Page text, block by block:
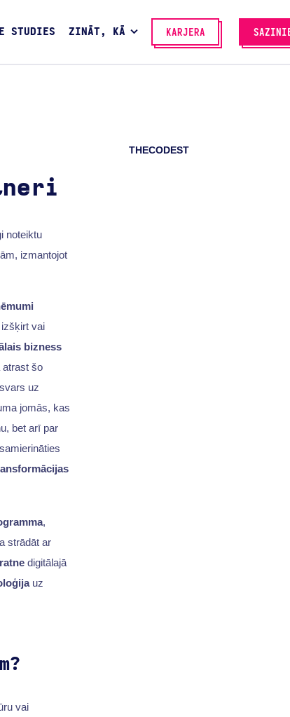
STUDIES ZINĀT, KĀ KARJERA
THECODEST
noteiktu
izmantojot
vai
bizness
atrast šo
uz
jomās, kas
bet arī par
,
strādāt ar
digitālajā
uz
vai